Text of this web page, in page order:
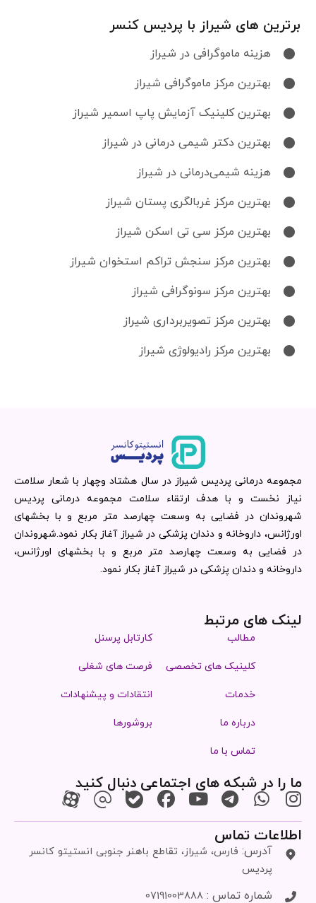
برترین های شیراز با پردیس کنسر
هزینه ماموگرافی در شیراز
بهترین مرکز ماموگرافی شیراز
بهترین کلینیک آزمایش پاپ اسمیر شیراز
بهترین دکتر شیمی‌ درمانی در شیراز
هزینه شیمی‌درمانی در شیراز
بهترین مرکز غربالگری پستان شیراز
بهترین مرکز سی تی اسکن شیراز
بهترین مرکز سنجش تراکم استخوان شیراز
بهترین مرکز سونوگرافی شیراز
بهترین مرکز تصویربرداری شیراز
بهترین مرکز رادیولوژی شیراز
مجموعه درمانی پردیس شیراز در سال هشتاد وچهار با شعار سلامت
نیاز نخست و با هدف ارتقاء سلامت مجموعه درمانی پردیس
شهروندان در فضایی به وسعت چهارصد متر مربع و با بخشهای
اورژانس، داروخانه و دندان پزشکی در شیراز آغاز بکار نمود.شهروندان
در فضایی به وسعت چهارصد متر مربع و با بخشهای اورژانس،
داروخانه و دندان پزشکی در شیراز آغاز بکار نمود.
لینک های مرتبط
مطالب
کلینیک های تخصصی
خدمات
درباره ما
تماس با ما
کارتابل پرسنل
فرصت های شغلی
انتقادات و پیشنهادات
بروشورها
ما را در شبکه های اجتماعی دنبال کنید
اطلاعات تماس
آدرس: فارس، شیراز، تقاطع باهنر جنوبی انستیتو کانسر
پردیس
شماره تماس :